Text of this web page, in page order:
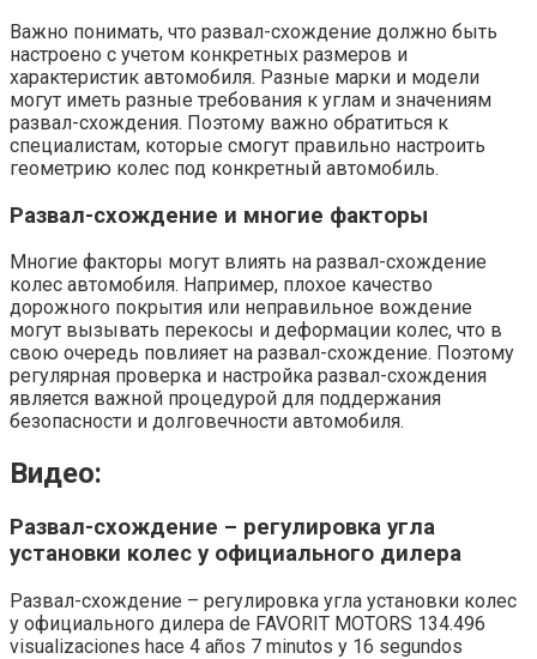
Важно понимать, что развал-схождение должно быть
настроено с учетом конкретных размеров и
характеристик автомобиля. Разные марки и модели
могут иметь разные требования к углам и значениям
развал-схождения. Поэтому важно обратиться к
специалистам, которые смогут правильно настроить
геометрию колес под конкретный автомобиль.
Развал-схождение и многие факторы
Многие факторы могут влиять на развал-схождение
колес автомобиля. Например, плохое качество
дорожного покрытия или неправильное вождение
могут вызывать перекосы и деформации колес, что в
свою очередь повлияет на развал-схождение. Поэтому
регулярная проверка и настройка развал-схождения
является важной процедурой для поддержания
безопасности и долговечности автомобиля.
Видео:
Развал-схождение – регулировка угла
установки колес у официального дилера
Развал-схождение – регулировка угла установки колес
у официального дилера de FAVORIT MOTORS 134.496
visualizaciones hace 4 años 7 minutos y 16 segundos